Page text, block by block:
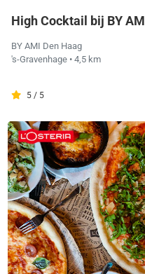
High Cocktail bij BY
BY AMI Den Haag
's-Gravenhage • 4,5 km
5 / 5